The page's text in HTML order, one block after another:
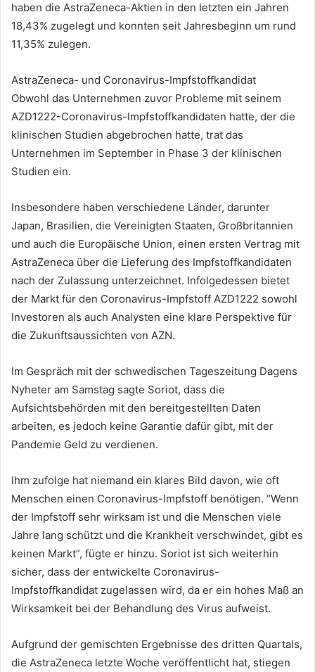
haben die AstraZeneca-Aktien in den letzten ein Jahren
18,43% zugelegt und konnten seit Jahresbeginn um rund
11,35% zulegen.
AstraZeneca- und Coronavirus-Impfstoffkandidat
Obwohl das Unternehmen zuvor Probleme mit seinem
AZD1222-Coronavirus-Impfstoffkandidaten hatte, der die
klinischen Studien abgebrochen hatte, trat das
Unternehmen im September in Phase 3 der klinischen
Studien ein.
Insbesondere haben verschiedene Länder, darunter
Japan, Brasilien, die Vereinigten Staaten, Großbritannien
und auch die Europäische Union, einen ersten Vertrag mit
AstraZeneca über die Lieferung des Impfstoffkandidaten
nach der Zulassung unterzeichnet. Infolgedessen bietet
der Markt für den Coronavirus-Impfstoff AZD1222 sowohl
Investoren als auch Analysten eine klare Perspektive für
die Zukunftsaussichten von AZN.
Im Gespräch mit der schwedischen Tageszeitung Dagens
Nyheter am Samstag sagte Soriot, dass die
Aufsichtsbehörden mit den bereitgestellten Daten
arbeiten, es jedoch keine Garantie dafür gibt, mit der
Pandemie Geld zu verdienen.
Ihm zufolge hat niemand ein klares Bild davon, wie oft
Menschen einen Coronavirus-Impfstoff benötigen. “Wenn
der Impfstoff sehr wirksam ist und die Menschen viele
Jahre lang schützt und die Krankheit verschwindet, gibt es
keinen Markt”, fügte er hinzu. Soriot ist sich weiterhin
sicher, dass der entwickelte Coronavirus-
Impfstoffkandidat zugelassen wird, da er ein hohes Maß an
Wirksamkeit bei der Behandlung des Virus aufweist.
Aufgrund der gemischten Ergebnisse des dritten Quartals,
die AstraZeneca letzte Woche veröffentlicht hat, stiegen